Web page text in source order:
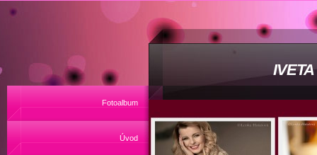
Fotoalbum
Úvod